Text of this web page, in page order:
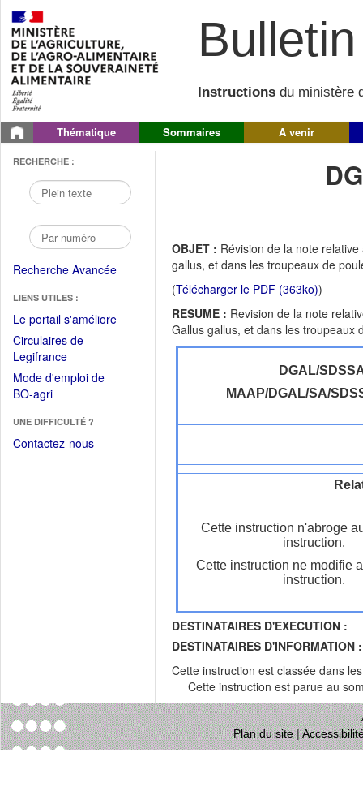
Instructions du ministère
Thématique Sommaires A venir
RECHERCHE :
Recherche Avancée
LIENS UTILES :
Le portail s'améliore(Fichier
Circulaires de
Legifrance(Ouvrir
dans
une
fenêtre)
Mode d'emploi de
BO-agri(Ouvrir
une
nouvelle
UNE DIFFICULTÉ ?
Contactez-nous
OBJET : Révision de la note
gallus, et dans les troupeaux de
(Télécharger le PDF (363ko))
RESUME : Revision de la note
Gallus gallus, et dans les
DGAL/
MAAP/DGAL/SA/
Cette instruction n'abroge
instruction.
Cette instruction ne modifie
instruction.
DESTINATAIRES D'EXECUTION :
DESTINATAIRES D'INFORMATION :
Cette instruction est classée dans
Cette instruction est parue au
Plan du site|